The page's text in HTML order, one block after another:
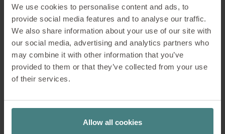
We use cookies to personalise content and ads, to
provide social media features and to analyse our traffic.
We also share information about your use of our site with
our social media, advertising and analytics partners who
may combine it with other information that you’ve
provided to them or that they’ve collected from your use
of their services.
Allow all cookies
Ook Anne ziet praktijkervaring als een
groot voordeel van de opleiding: ”Je
leert de hele fabriek kennen, evenals
het personeel en de processen.”
Naast het dagelijkse werk zijn er ook
SAP of telefonische communicatie, die
vergemakkelijken.